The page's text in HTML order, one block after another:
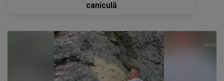
caniculă